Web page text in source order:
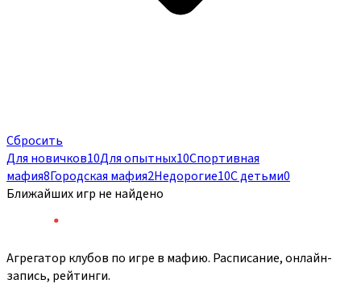
Сбросить
Для новичков10Для опытных10Спортивная
мафия8Городская мафия2Недорогие10С детьми0
Ближайших игр не найдено
Агрегатор клубов по игре в мафию. Расписание, онлайн-
запись, рейтинги.